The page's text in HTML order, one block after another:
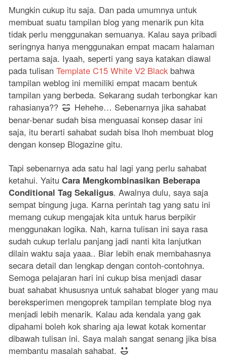
Mungkin cukup itu saja. Dan pada umumnya untuk
membuat suatu tampilan blog yang menarik pun kita
tidak perlu menggunakan semuanya. Kalau saya pribadi
seringnya hanya menggunakan empat macam halaman
pertama saja. Iyaah, seperti yang saya katakan diawal
pada tulisan Template C15 White V2 Black bahwa
tampilan weblog ini memiliki empat macam bentuk
tampilan yang berbeda. Sekarang sudah terbongkar kan
rahasianya??
Hehehe… Sebenarnya jika sahabat
benar-benar sudah bisa menguasai konsep dasar ini
saja, itu berarti sahabat sudah bisa lhoh membuat blog
dengan konsep Blogazine gitu.
Tapi sebenarnya ada satu hal lagi yang perlu sahabat
ketahui. Yaitu Cara Mengkombinasikan Beberapa
Conditional Tag Sekaligus. Awalnya dulu, saya saja
sempat bingung juga. Karna perintah tag yang satu ini
memang cukup mengajak kita untuk harus berpikir
menggunakan logika. Nah, karna tulisan ini saya rasa
sudah cukup terlalu panjang jadi nanti kita lanjutkan
dilain waktu saja yaaa.. Biar lebih enak membahasnya
secara detail dan lengkap dengan contoh-contohnya.
Semoga pelajaran hari ini cukup bisa menjadi dasar
buat sahabat khususnya untuk sahabat bloger yang mau
bereksperimen mengoprek tampilan template blog nya
menjadi lebih menarik. Kalau ada kendala yang gak
dipahami boleh kok sharing aja lewat kotak komentar
dibawah tulisan ini. Saya malah sangat senang jika bisa
membantu masalah sahabat.